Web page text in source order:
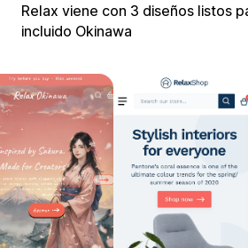
Relax viene con 3 diseños listos
incluido Okinawa